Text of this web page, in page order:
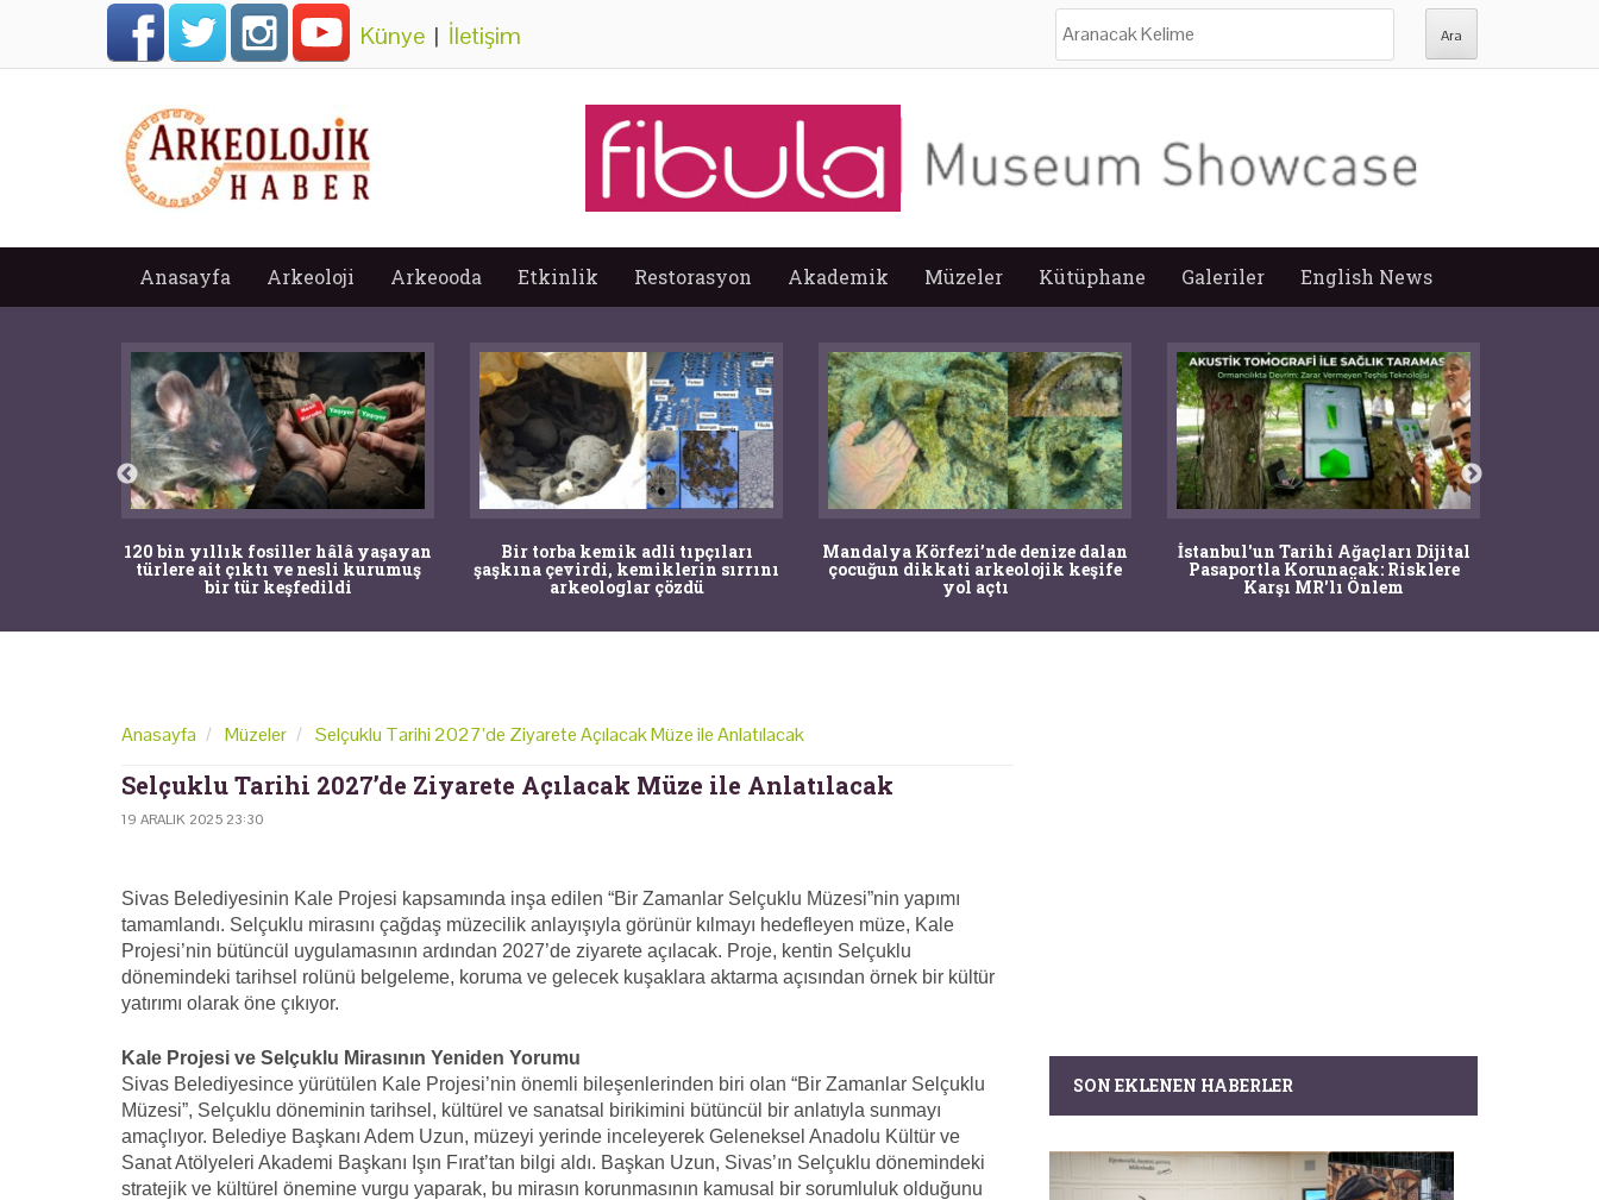
Künye | İletişim
Anasayfa Arkeoloji Arkeooda Etkinlik Restorasyon Akademik Müzeler Kütüphane Galeriler English News
120 bin yıllık fosiller hâlâ yaşayan
türlere ait çıktı ve nesli kurumuş
bir tür keşfedildi
Bir torba kemik adli tıpçıları
şaşkına çevirdi, kemiklerin sırrını
arkeologlar çözdü
Mandalya Körfezi’nde denize dalan
çocuğun dikkati arkeolojik keşife
yol açtı
İstanbul'un Tarihi Ağaçları Dijital
Pasaportla Korunacak: Risklere
Karşı MR'lı Önlem
Anasayfa Müzeler Selçuklu Tarihi 2027’de Ziyarete Açılacak Müze ile Anlatılacak
Selçuklu Tarihi 2027’de Ziyarete Açılacak Müze ile Anlatılacak
19 ARALIK 2025 23:30
Sivas Belediyesinin Kale Projesi kapsamında inşa edilen “Bir Zamanlar Selçuklu Müzesi”nin yapımı
tamamlandı. Selçuklu mirasını çağdaş müzecilik anlayışıyla görünür kılmayı hedefleyen müze, Kale
Projesi’nin bütüncül uygulamasının ardından 2027’de ziyarete açılacak. Proje, kentin Selçuklu
dönemindeki tarihsel rolünü belgeleme, koruma ve gelecek kuşaklara aktarma açısından örnek bir kültür
yatırımı olarak öne çıkıyor.
Kale Projesi ve Selçuklu Mirasının Yeniden Yorumu
Sivas Belediyesince yürütülen Kale Projesi’nin önemli bileşenlerinden biri olan “Bir Zamanlar Selçuklu
Müzesi”, Selçuklu döneminin tarihsel, kültürel ve sanatsal birikimini bütüncül bir anlatıyla sunmayı
amaçlıyor. Belediye Başkanı Adem Uzun, müzeyi yerinde inceleyerek Geleneksel Anadolu Kültür ve
Sanat Atölyeleri Akademi Başkanı Işın Fırat’tan bilgi aldı. Başkan Uzun, Sivas’ın Selçuklu dönemindeki
stratejik ve kültürel önemine vurgu yaparak, bu mirasın korunmasının kamusal bir sorumluluk olduğunu
SON EKLENEN HABERLER